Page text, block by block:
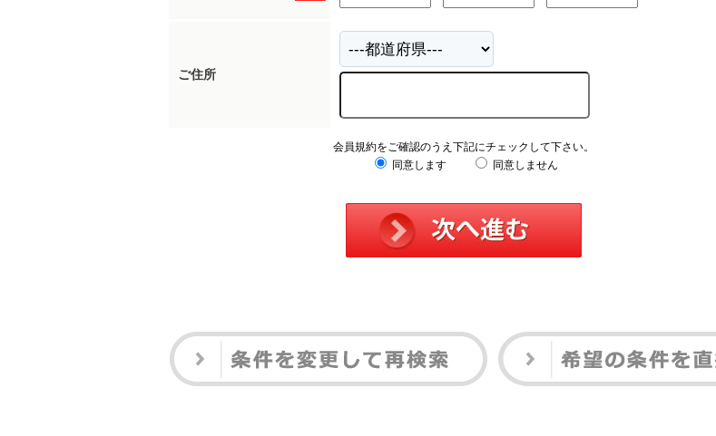
ご住所
会員規約をご確認のうえ下記にチェックして下さい。
同意します
同意しません